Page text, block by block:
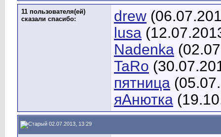
11 пользователя(ей)
сказали cпасибо:
drew
lusa
Nadenka
TaRo
пятница
яАнютка
02.07.2013, 13:29